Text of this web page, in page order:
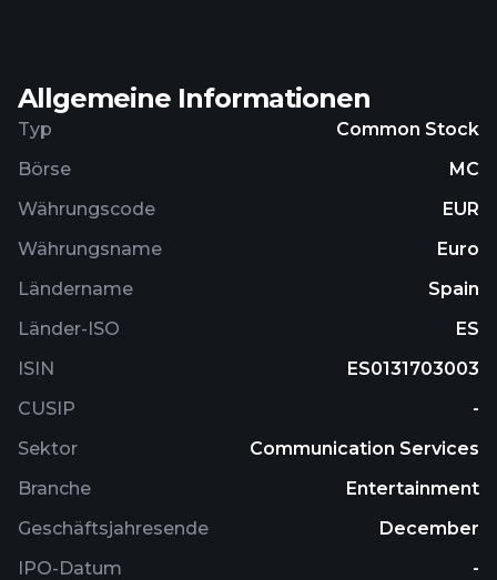
big brands, generating new products and services.
Secuoya, Grupo de Comunicación, S.A. was
Cantos, Spain. Secuoya, Grupo de Comunicación,
S.A. is a subsidiary of Sacromonte Inversiones SA.
Allgemeine Informationen
Typ
Common Stock
Börse
MC
Währungscode
EUR
Währungsname
Euro
Ländername
Spain
Länder-ISO
ES
ISIN
ES0131703003
CUSIP
-
Sektor
Communication Services
Branche
Entertainment
Geschäftsjahresende
December
IPO-Datum
-